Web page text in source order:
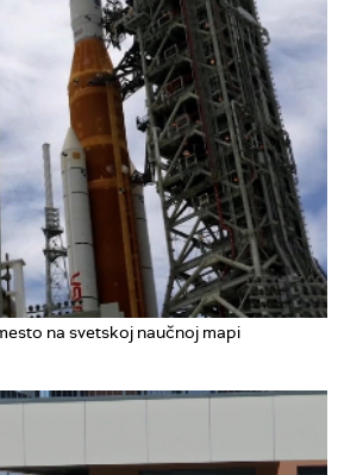
na svetskoj naučnoj mapi